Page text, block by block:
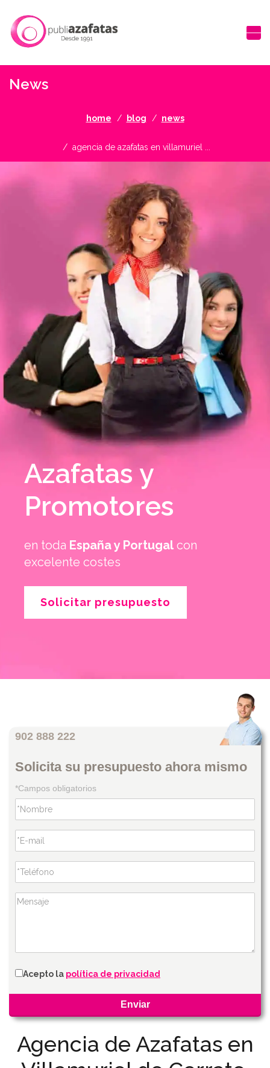
News
home blog news
agencia de azafatas en villamuriel ...
Azafatas y
Promotores
en toda España y Portugal con
excelente costes
Solicitar presupuesto
Agencia de Azafatas en
902 888 222
Solicita su presupuesto ahora mismo
*Campos obligatorios
Acepto la política de privacidad